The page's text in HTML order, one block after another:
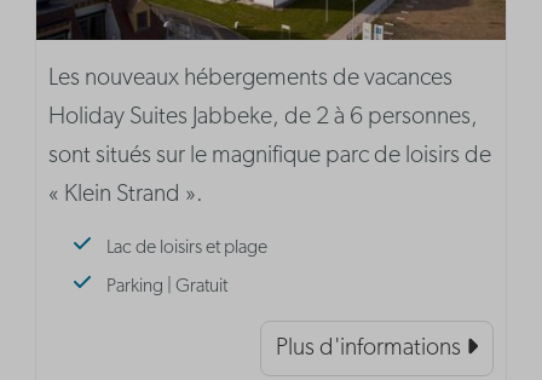
Les nouveaux hébergements de vacances
Holiday Suites Jabbeke, de 2 à 6 personnes,
sont situés sur le magnifique parc de loisirs de
« Klein Strand ».
Lac de loisirs et plage
Parking | Gratuit
Plus d'informations